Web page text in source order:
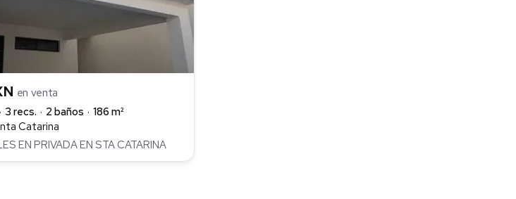
en venta
3 recs. 2 baños
186 m²
Catarina
EN PRIVADA EN STA CATARINA